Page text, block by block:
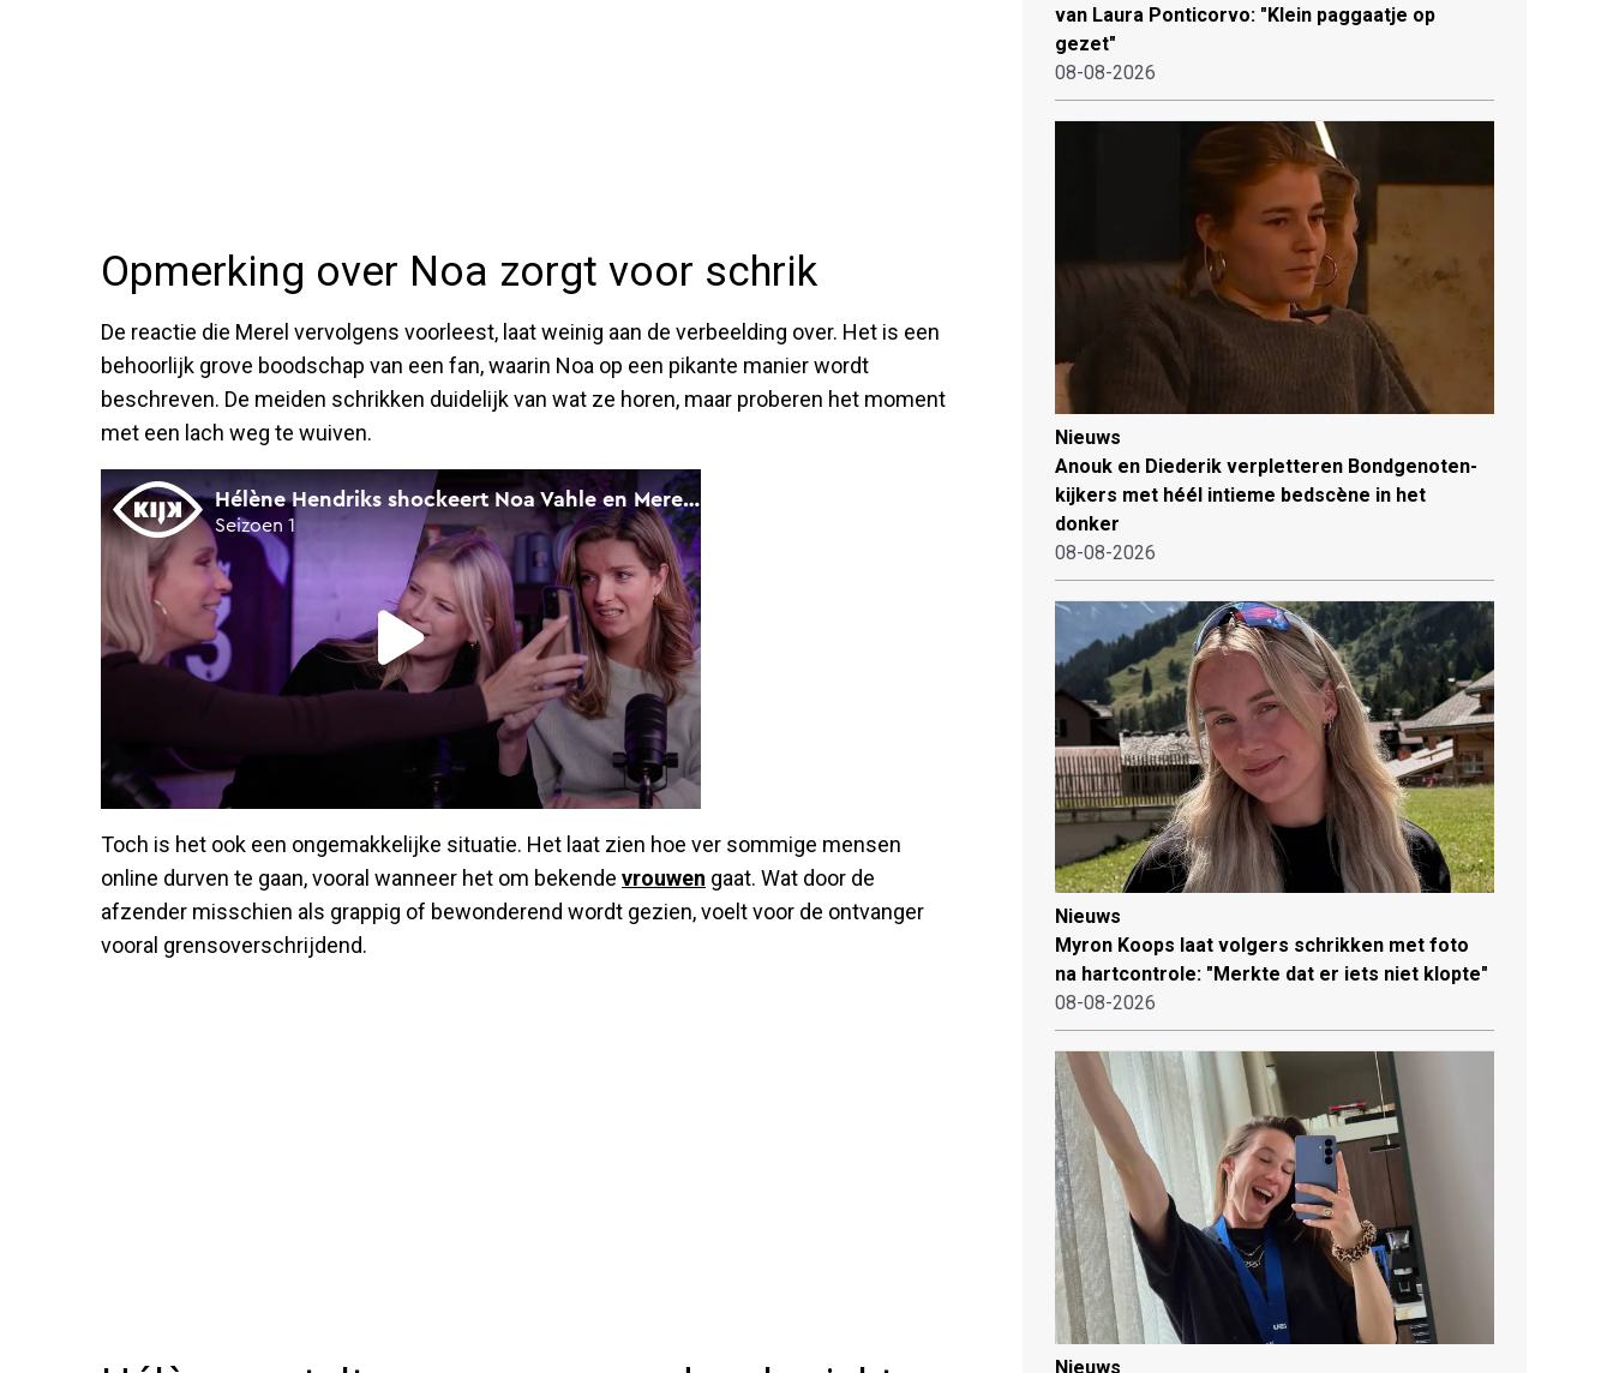
Opmerking over Noa zorgt voor schrik
De reactie die Merel vervolgens voorleest, laat weinig aan de verbeelding over. Het is een
behoorlijk grove boodschap van een fan, waarin Noa op een pikante manier wordt
beschreven. De meiden schrikken duidelijk van wat ze horen, maar proberen het moment
met een lach weg te wuiven.
Toch is het ook een ongemakkelijke situatie. Het laat zien hoe ver sommige mensen
online durven te gaan, vooral wanneer het om bekende vrouwen gaat. Wat door de
afzender misschien als grappig of bewonderend wordt gezien, voelt voor de ontvanger
vooral grensoverschrijdend.
van Laura Ponticorvo: "Klein paggaatje op
gezet"
08-08-2026
Nieuws
Anouk en Diederik verpletteren Bondgenoten-
kijkers met héél intieme bedscène in het
donker
08-08-2026
Nieuws
Myron Koops laat volgers schrikken met foto
na hartcontrole: "Merkte dat er iets niet klopte"
08-08-2026
Nieuws